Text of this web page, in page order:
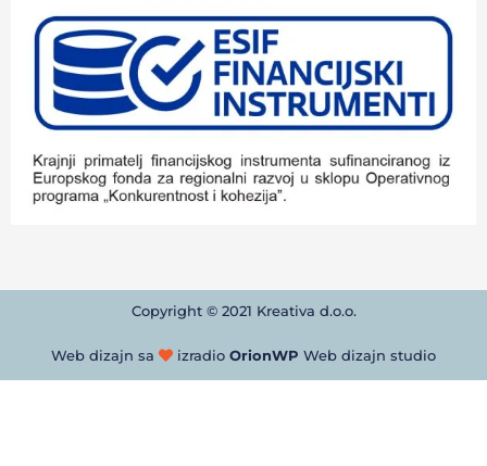
Copyright © 2021 Kreativa d.o.o.
Web dizajn sa izradio OrionWP Web dizajn studio